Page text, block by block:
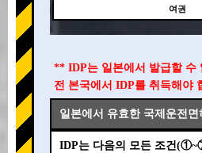
여권
** IDP는 일본에서 발급할 수
전 본국에서 IDP를 취득해야
일본에서 유효한 국제운전면
IDP는 다음의 모든 조건